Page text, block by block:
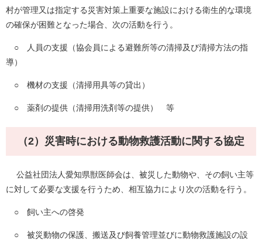
村が管理又は指定する災害対策上重要な施設における衛生的な環境
の確保が困難となった場合、次の活動を行う。
○ 人員の支援（協会員による避難所等の清掃及び清掃方法の指
導）
○ 機材の支援（清掃用具等の貸出）
○ 薬剤の提供（清掃用洗剤等の提供） 等
（2）災害時における動物救護活動に関する協定
公益社団法人愛知県獣医師会は、被災した動物や、その飼い主等
に対して必要な支援を行うため、相互協力により次の活動を行う。
○ 飼い主への啓発
○ 被災動物の保護、搬送及び飼養管理並びに動物救護施設の設